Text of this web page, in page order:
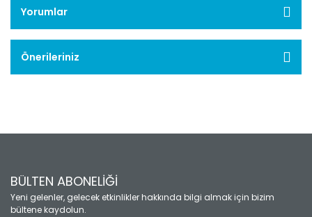
Yorumlar
Önerileriniz
BÜLTEN ABONELİĞİ
Yeni gelenler, gelecek etkinlikler hakkında bilgi almak için bizim
bültene kaydolun.